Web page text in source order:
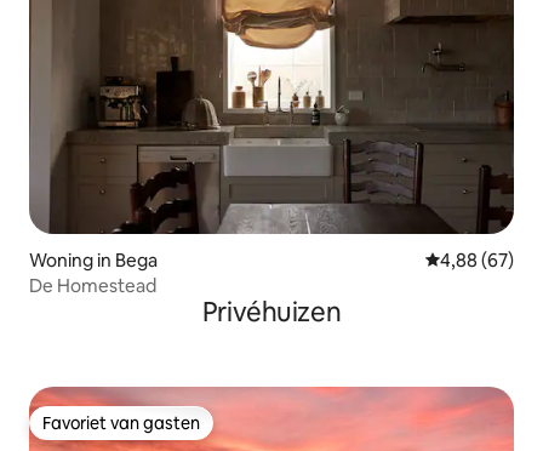
Woning in Bega Gemiddelde
4,88 (67)
De Homestead
Privéhuizen
Favoriet van gasten
Favoriet van gasten